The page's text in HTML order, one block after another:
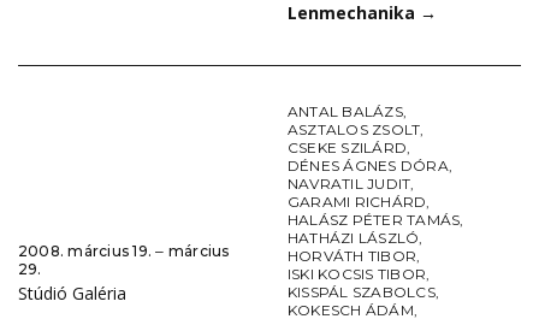
Lenmechanika →
2008. március 19. ‒ március
29.
Stúdió Galéria
ANTAL BALÁZS,
ASZTALOS ZSOLT,
CSEKE SZILÁRD,
DÉNES ÁGNES DÓRA,
NAVRATIL JUDIT,
GARAMI RICHÁRD,
HALÁSZ PÉTER TAMÁS,
HATHÁZI LÁSZLÓ,
HORVÁTH TIBOR,
ISKI KOCSIS TIBOR,
KISSPÁL SZABOLCS,
KOKESCH ÁDÁM,